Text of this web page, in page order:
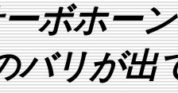
ボホー
バリが出